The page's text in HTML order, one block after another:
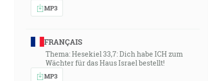
MP3
FRANÇAIS
Thema: Hesekiel 33,7: Dich habe ICH zum
Wächter für das Haus Israel bestellt!
MP3